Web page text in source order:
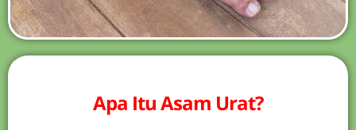
Apa Itu Asam Urat?